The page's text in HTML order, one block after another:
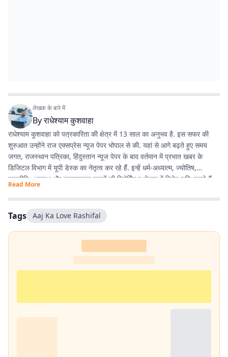
लेखक के बारे में
Byराधेश्याम कुशवाहा
राधेश्याम कुशवाहा को पत्रकारिता की क्षेत्र में 13 साल का अनुभव है. इस सफर की
शुरुआत उन्होंने राज एक्सप्रेस न्यूज पेपर भोपाल से की. यहां से आगे बढ़ते हुए समय
जगत, राजस्थान पत्रिका, हिंदुस्तान न्यूज पेपर के बाद वर्तमान में प्रभात खबर के
डिजिटल विभाग में यूपी डेस्क का नेतृत्व कर रहे हैं. इन्हें धर्म-अध्यात्म, ज्योतिष,
राजनीति, अपराध और सकारात्मक खबरों की रिपोर्टिंग व लेखन में विशेष रुचि रखते हैं.
Read More
Tags Aaj Ka Love Rashifal